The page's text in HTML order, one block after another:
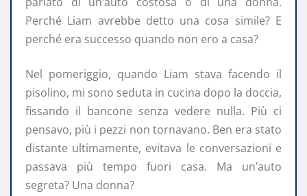
Perché Liam avrebbe detto una cosa simile? E
perché era successo quando non ero a casa?
Nel pomeriggio, quando Liam stava facendo il
pisolino, mi sono seduta in cucina dopo la doccia,
fissando il bancone senza vedere nulla. Più ci
pensavo, più i pezzi non tornavano. Ben era stato
distante ultimamente, evitava le conversazioni e
passava più tempo fuori casa. Ma un’auto
segreta? Una donna?